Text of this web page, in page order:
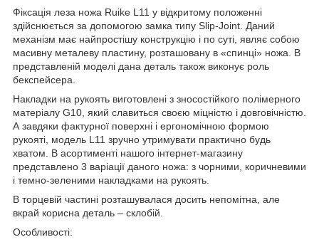
Фіксація леза ножа Ruike L11 у відкритому положенні
здійснюється за допомогою замка типу Slip-Joint. Даний
механізм має найпростішу конструкцію і по суті, являє собою
масивну металеву пластину, розташовану в «спинці» ножа. В
представленій моделі дана деталь також виконує роль
бекспейсера.
Накладки на рукоять виготовлені з зносостійкого полімерного
матеріалу G10, який славиться своєю міцністю і довговічністю.
А завдяки фактурної поверхні і ергономічною формою
рукояті, модель L11 зручно утримувати практично будь
хватом. В асортименті нашого інтернет-магазину
представлено 3 варіації даного ножа: з чорними, коричневими
і темно-зеленими накладками на рукоять.
В торцевій частині розташувалася досить непомітна, але
вкрай корисна деталь – склобій.
Особливості: